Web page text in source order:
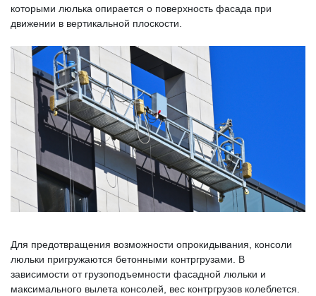
которыми люлька опирается о поверхность фасада при
движении в вертикальной плоскости.
Для предотвращения возможности опрокидывания, консоли
люльки пригружаются бетонными контргрузами. В
зависимости от грузоподъемности фасадной люльки и
максимального вылета консолей, вес контргрузов колеблется.